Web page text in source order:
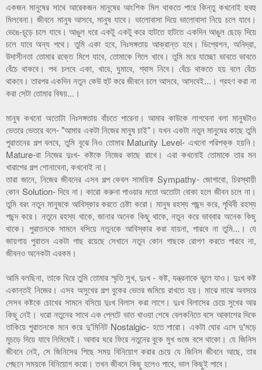
একজন মানুষের সাথে আরেকজন মানুষের আংশিক মিল থাকতে পারে কিন্তু কখনোই হুবহু
মিলবেনা। জীবনে মানুষ আসবে, মানুষ যাবে। ভালোবাসা দিয়ে ভালোবাসা নিয়ে চলে যাবে।
ভেঙে-চূড়ে চলে যাবে। আঙুল ধরে একটু একটু করে হাটতে হাটতে একদিন আঙুল ছেড়ে দিয়ে
চলে যাবে অন্য পথে। তুমি একা হবে, নিঃসঙ্গতায় আক্রান্ত হবে। ডিপ্রেশন, অনিদ্রা,
উদাসীনতা তোমার রক্তে মিশে যাবে, তোমাকে গিলে খাবে। তুমি মরে যাচ্ছো ভাবতে ভাবতে
বেঁচে থাকবে। পথ চলবে একা, খাবে, ঘুমাবে, শ্বাস নিবে। বেঁচে থাকতে হয় বলে বেঁচে
থাকবে। তারপর একদিন নতুন কেউ হুট করে জীবনে চলে আসবে, আসবেই...। গ্রহণ করা না
করা সেটা তোমার বিষয়...।
মানুষ কখনো অতোটা নিঃসঙ্গতায় বাঁচতে পারেনা। আমার কাউকে লাগবেনা বলা মানুষটাও
ভেতরে ভেতরে বলে- "আমার একটা নিজের মানুষ চাই"। যখন একটা নতুন মানুষের কাছে তুমি
পুরাতনের গল্প বলবে, তুমি বুঝে নিও তোমার Maturity Level- এখনো পরিপক্ক হয়নি।
Mature-রা নিজের দুঃখ- কষ্টকে নিজের কাছে রাখে। এরা কখনোই তোমাকে তার মন
খারাপের গল্প শোনাবেনা, কখনোই না।
তারা জানে, নিজের জীবনের এসব গল্প কেবল সাময়িক Sympathy- জোগাবো, চিরস্থায়ী
কোন Solution- দিবে না। কারো করুনা পাওয়ার মতো অতোটা বোকা হলে জীবন চলে না।
তুমি বরং নতুন মানুষকে আবিস্কার করতে চেষ্টা করো। মানুষ রহস্য পছন্দ করে, পৃথিবী রহস্য
পছন্দ করে। নতুনে রহস্য থাকে, জানার অনেক কিছু থাকে, নতুন করে ভাব্বার অনেক কিছু
থাকে। পুরাতনকে সামনে বসিয়ে নতুনকে আবিস্কার করা যায়না, পারবে না তুমি...। যে
জায়গায় পুরাতন একটা গাছ রয়েছে সেখানে নতুন কোন গাছকে রোপণ করতে পারবে না,
জীবনও অনেকটা এরকম।
আমি বলছিনা, তাকে ঘিরে তুমি তোমার স্মৃতি সুখ, দুঃখ - কষ্ট, যন্ত্রনাকে ভুলে যাও। দুঃখ কষ্ট
একান্তই নিজের। এসব অসুখের গল্প বুকের ভেতর জমিয়ে রাখতে হয়। মাঝে মাঝে অবসরে
সেসব কষ্টকে চোখের সামনে বসিয়ে দুঃখ বিলাস করা লাগে। দুঃখ বিলাসের চেয়ে সুখের আর
কিছু নেই। ধরো নতুনের সাথে এক প্লেটে ভাত খাওয়া শেষে বেলকনিতে বসে আকাশের দিকে
তাকিয়ে পুরাতনকে মনে করে দু'মিনিট Nostalgic- হতে পারো। একটা ঘোর এসে দু'মড়ে
মুচড়ে দিয়ে যাবে নিমিষেই। আবার ঘরে ফিরে নতুনের বুকে মুখ গুজে বসে থাকো। যে জিনিস
জীবনে নেই, সে জিনিসের পিছে সময় বিনিয়োগ করার চেয়ে যে জিনিস জীবনে আছে, তার
পেছনে সময়কে বিনিয়োগ করো। তখন জীবনে কিছু হলেও পাবে, ভাল কিছুই পাবে।